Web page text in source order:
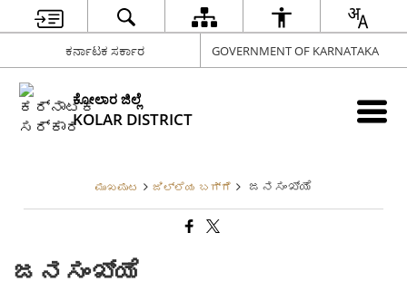
ಕರ್ನಾಟಕ ಸರ್ಕಾರ GOVERNMENT OF KARNATAKA
ಕೋಲಾರ ಜಿಲ್ಲೆ
KOLAR DISTRICT
ಮುಖಪುಟ ಜಿಲ್ಲೆಯ ಬಗ್ಗೆ ಜನಸಂಖ್ಯೆ
ಜನಸಂಖ್ಯೆ